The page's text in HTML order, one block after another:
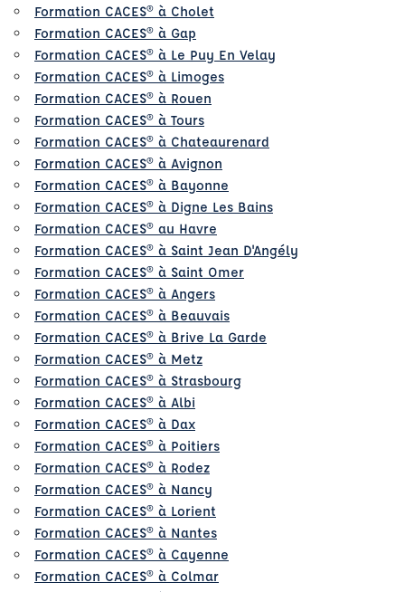
Formation CACES® à Cholet
Formation CACES® à Gap
Formation CACES® à Le Puy En Velay
Formation CACES® à Limoges
Formation CACES® à Rouen
Formation CACES® à Tours
Formation CACES® à Chateaurenard
Formation CACES® à Avignon
Formation CACES® à Bayonne
Formation CACES® à Digne Les Bains
Formation CACES® au Havre
Formation CACES® à Saint Jean D'Angély
Formation CACES® à Saint Omer
Formation CACES® à Angers
Formation CACES® à Beauvais
Formation CACES® à Brive La Garde
Formation CACES® à Metz
Formation CACES® à Strasbourg
Formation CACES® à Albi
Formation CACES® à Dax
Formation CACES® à Poitiers
Formation CACES® à Rodez
Formation CACES® à Nancy
Formation CACES® à Lorient
Formation CACES® à Nantes
Formation CACES® à Cayenne
Formation CACES® à Colmar